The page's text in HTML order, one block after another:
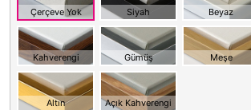
Çerçeve Yok Siyah Beyaz
Kahverengi Gümüş Meşe
Altın Açık Kahverengi